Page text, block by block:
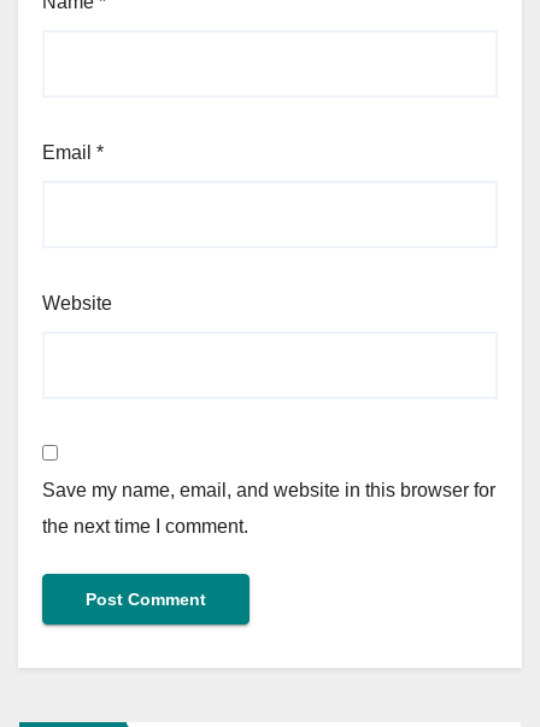
Email *
Website
Save my name, email, and website in this browser for
the next time I comment.